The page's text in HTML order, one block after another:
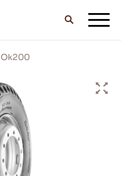
Ok200